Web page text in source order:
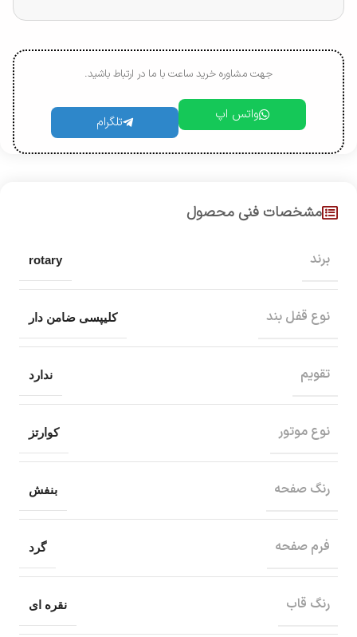
جهت مشاوره خرید ساعت با ما در ارتباط باشید.
واتس اپ تلگرام
مشخصات فنی محصول
برند rotary
نوع قفل بند کلیپسی ضامن دار
تقویم ندارد
نوع موتور کوارتز
رنگ صفحه بنفش
فرم صفحه گرد
رنگ قاب نقره ای